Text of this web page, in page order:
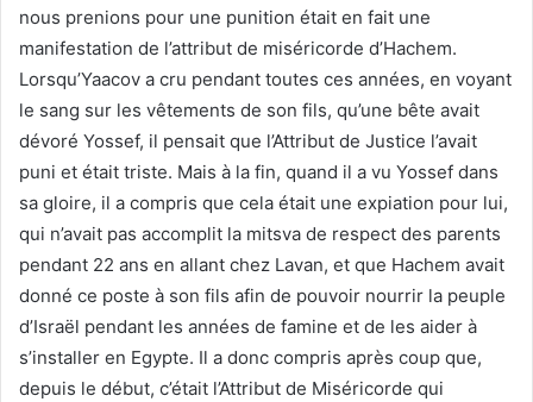
nous prenions pour une punition était en fait une
manifestation de l’attribut de miséricorde d’Hachem.
Lorsqu’Yaacov a cru pendant toutes ces années, en voyant
le sang sur les vêtements de son fils, qu’une bête avait
dévoré Yossef, il pensait que l’Attribut de Justice l’avait
puni et était triste. Mais à la fin, quand il a vu Yossef dans
sa gloire, il a compris que cela était une expiation pour lui,
qui n’avait pas accomplit la mitsva de respect des parents
pendant 22 ans en allant chez Lavan, et que Hachem avait
donné ce poste à son fils afin de pouvoir nourrir la peuple
d’Israël pendant les années de famine et de les aider à
s’installer en Egypte. Il a donc compris après coup que,
depuis le début, c’était l’Attribut de Miséricorde qui